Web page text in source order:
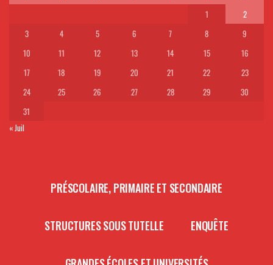
1
2
3
4 5 6 7 8
9
10
11 12 13 14 15
16
17
18 19 20 21 22
23
24
25 26 27 28 29
30
31
« Juil
PRÉSCOLAIRE, PRIMAIRE ET SECONDAIRE
STRUCTURES SOUS TUTELLE ENQUÊTE